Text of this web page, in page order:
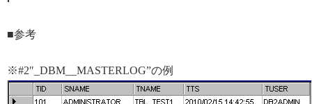
■参考
※#2″_DBM__MASTERLOG”の例